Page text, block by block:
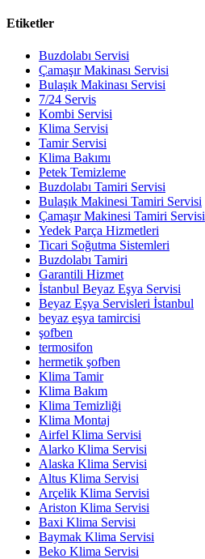
Etiketler
Buzdolabı Servisi
Çamaşır Makinası Servisi
Bulaşık Makinası Servisi
7/24 Servis
Kombi Servisi
Klima Servisi
Tamir Servisi
Klima Bakımı
Petek Temizleme
Buzdolabı Tamiri Servisi
Bulaşık Makinesi Tamiri Servisi
Çamaşır Makinesi Tamiri Servisi
Yedek Parça Hizmetleri
Ticari Soğutma Sistemleri
Buzdolabı Tamiri
Garantili Hizmet
İstanbul Beyaz Eşya Servisi
Beyaz Eşya Servisleri İstanbul
beyaz eşya tamircisi
şofben
termosifon
hermetik şofben
Klima Tamir
Klima Bakım
Klima Temizliği
Klima Montaj
Airfel Klima Servisi
Alarko Klima Servisi
Alaska Klima Servisi
Altus Klima Servisi
Arçelik Klima Servisi
Ariston Klima Servisi
Baxi Klima Servisi
Baymak Klima Servisi
Beko Klima Servisi